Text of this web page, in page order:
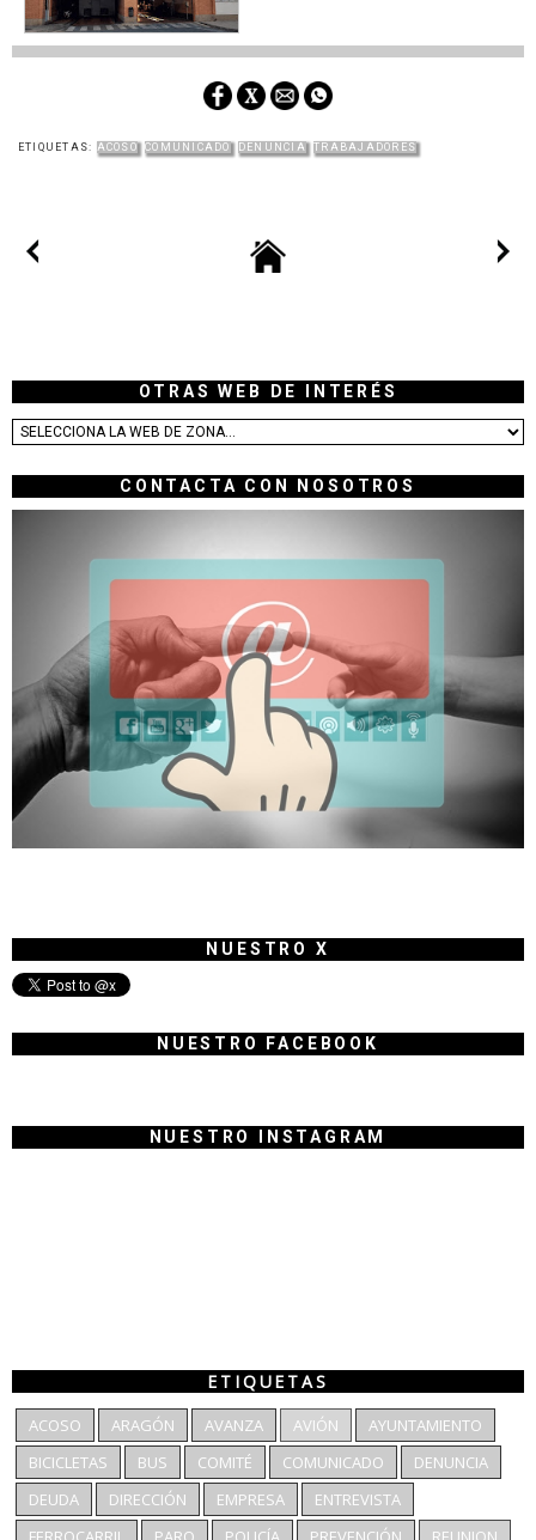
ETIQUETAS: ACOSO COMUNICADO DENUNCIA TRABAJADORES
OTRAS WEB DE INTERÉS
CONTACTA CON NOSOTROS
NUESTRO X
NUESTRO FACEBOOK
NUESTRO INSTAGRAM
ETIQUETAS
ACOSO ARAGÓN AVANZA AVIÓN
AYUNTAMIENTO
BICICLETAS
BUS COMITÉ COMUNICADO
DENUNCIA
DEUDA
DIRECCIÓN EMPRESA
ENTREVISTA